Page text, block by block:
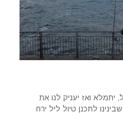
יתמלא ואז יעניק לנו את
לתכנן טיול ליל ירח